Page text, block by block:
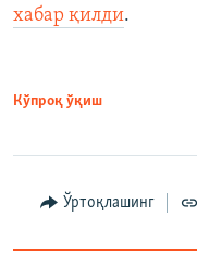
хабар қилди.
Кўпроқ ўқиш
Ўртоқлашинг